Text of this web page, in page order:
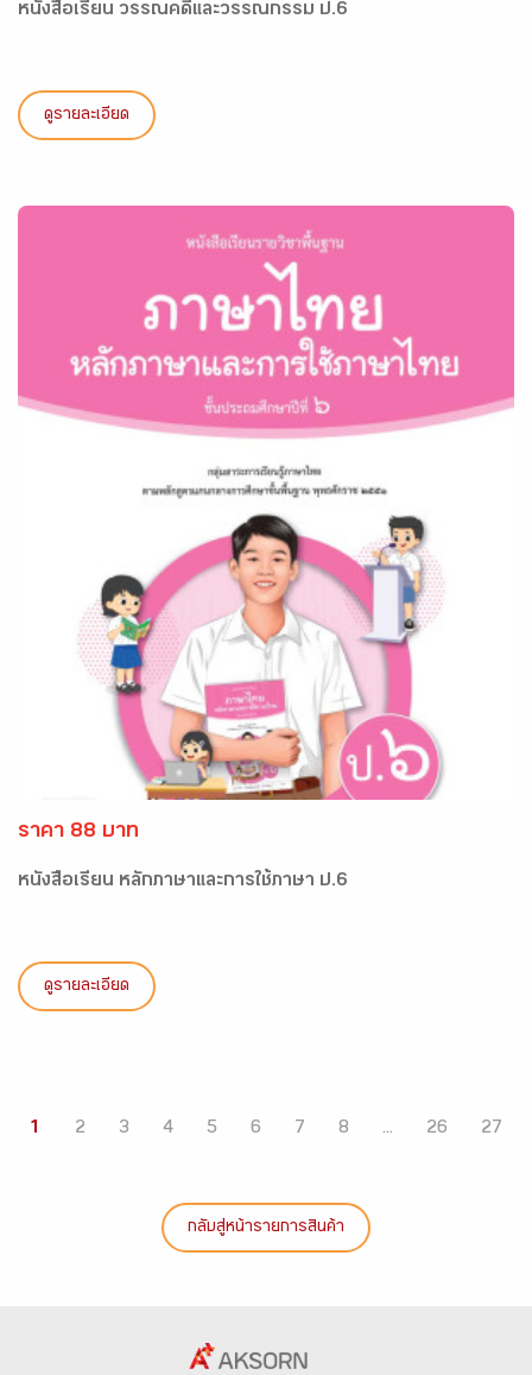
หนังสือเรียน วรรณคดีและวรรณกรรม ป.6
ดูรายละเอียด
ราคา 88 บาท
หนังสือเรียน หลักภาษาและการใช้ภาษา ป.6
ดูรายละเอียด
1 2 3 4 5 6 7 8 ... 26 27
กลับสู่หน้ารายการสินค้า